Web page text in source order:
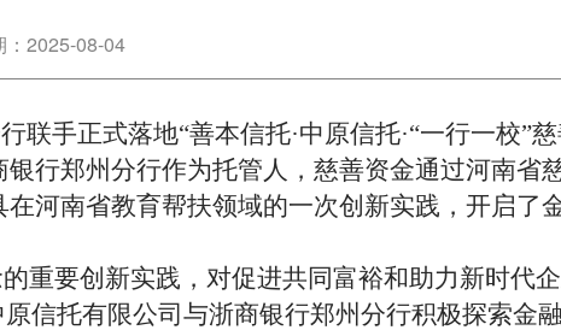
：2025-08-04
联手正式落地“善本信托·中原信托·“一行一校”
行郑州分行作为托管人， 慈善资金通过河南省
河南省教育帮扶领域的一次创新实践，开启了
重要创新实践，对促进共同富裕和助力新时代
信托有限公司与浙商银行郑州分行积极探索金